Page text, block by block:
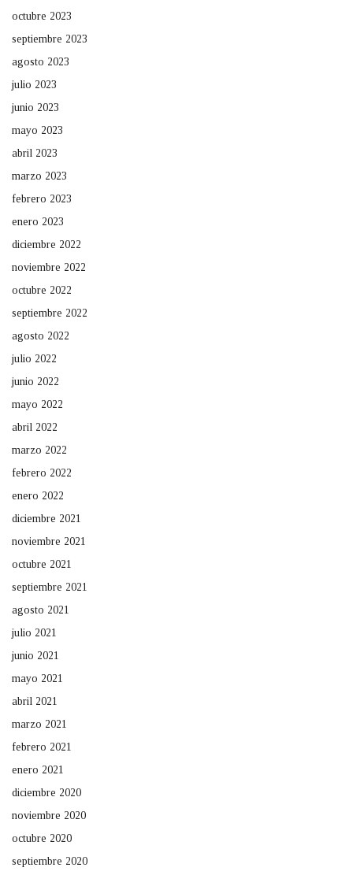
octubre 2023
septiembre 2023
agosto 2023
julio 2023
junio 2023
mayo 2023
abril 2023
marzo 2023
febrero 2023
enero 2023
diciembre 2022
noviembre 2022
octubre 2022
septiembre 2022
agosto 2022
julio 2022
junio 2022
mayo 2022
abril 2022
marzo 2022
febrero 2022
enero 2022
diciembre 2021
noviembre 2021
octubre 2021
septiembre 2021
agosto 2021
julio 2021
junio 2021
mayo 2021
abril 2021
marzo 2021
febrero 2021
enero 2021
diciembre 2020
noviembre 2020
octubre 2020
septiembre 2020